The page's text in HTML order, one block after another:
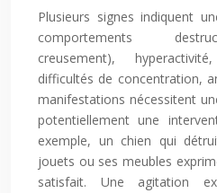
Plusieurs signes indiquent
comportements
creusement),
difficultés de concentration,
manifestations nécessitent
potentiellement une
exemple, un chien qui
jouets ou ses meubles
satisfait. Une agitation